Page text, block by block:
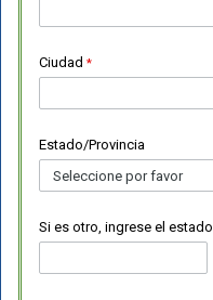
Ciudad
Estado/Provincia
Si es otro, ingrese el estado